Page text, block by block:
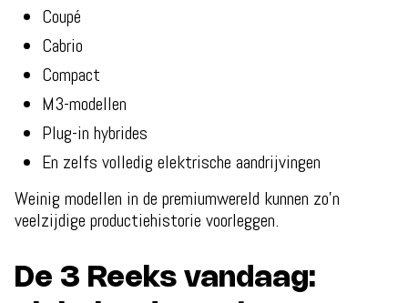
Coupé
Cabrio
Compact
M3-modellen
Plug-in hybrides
En zelfs volledig elektrische aandrijvingen
Weinig modellen in de premiumwereld kunnen zo’n
veelzijdige productiehistorie voorleggen.
De 3 Reeks vandaag: